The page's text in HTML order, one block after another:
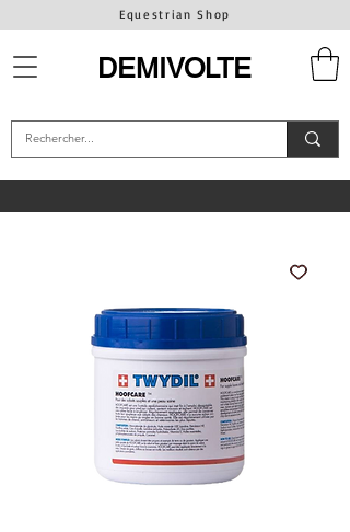
Equestrian Shop
DEMIVOLTE